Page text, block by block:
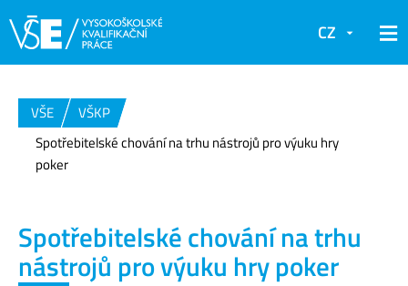
CZ
VŠE
VŠKP
Spotřebitelské chování na trhu nástrojů pro výuku hry
poker
Spotřebitelské chování na trhu
nástrojů pro výuku hry poker